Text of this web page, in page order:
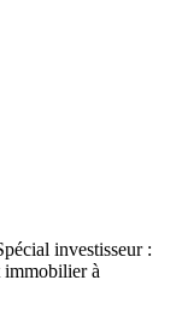
investisseur :
immobilier à